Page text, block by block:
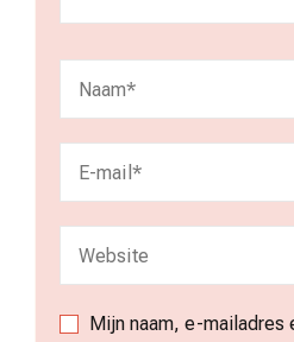
Mijn naam, e-mailadres